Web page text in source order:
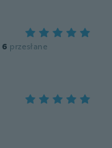
6 przesłane